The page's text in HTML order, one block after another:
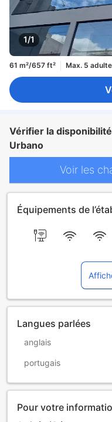
1/1
61 m²/657 ft² Max. 5
Vérifier la
Urbano
Voir les
Équipements de
Langues parlées
anglais
portugais
Pour votre